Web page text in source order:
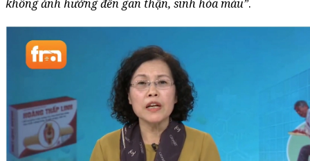
không ảnh hưởng đến gan thận, sinh hóa máu”.